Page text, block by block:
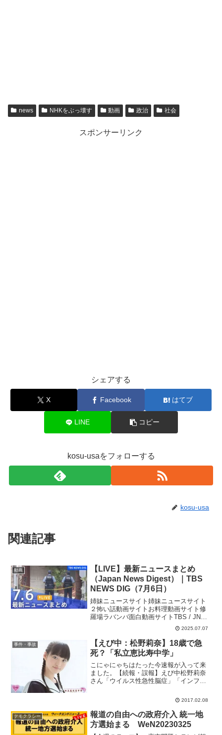
news NHKをぶっ壊す 動画 政治 社会
スポンサーリンク
シェアする
X Facebook はてブ
LINE コピー
kosu-usaをフォローする
kosu-usa
関連記事
動画
【LIVE】最新ニュースまとめ
（Japan News Digest）｜TBS
NEWS DIG（7月6日）
姉妹ニュースサイト姉妹ニュースサイト
２怖い話動画サイトお料理動画サイト修
羅場ラバンバ面白動画サイトTBS / JNN
の最新ニュースをダイジェストでお届け
します。#ニュースライブ #ニュース #tbs
#japan #live #news #...
2025.07.07
事件・事故
【えび中：松野莉奈】18歳で急
死？「私立恵比寿中学」
こにゃにゃちはたった今速報が入って来
ました。【続報・誤報】えび中松野莉奈
さん「ウイルス性急性脳症」「インフル
さん急死アイドルグループ「私立恵比寿
中学」の松野莉奈さん(18)が8日の朝に急
死されたという事で...
2017.02.08
デモクラシー
報道の自由への政府介入 統一地
方選始まる WeN20230325